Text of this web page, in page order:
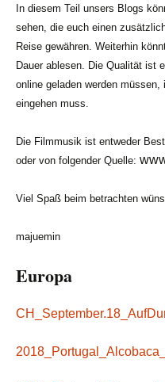
In diesem Teil unsers Blogs
sehen, die euch einen
Reise gewähren. Weiterhin
Dauer ablesen. Die Qualität ist
online geladen werden
eingehen muss.
Die Filmmusik ist entweder
oder von folgender Quelle:
Viel Spaß beim betrachten
majuemin
Europa